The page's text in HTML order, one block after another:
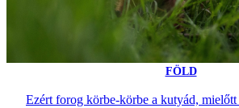
FÖLD
Ezért forog körbe-körbe a kutyád,